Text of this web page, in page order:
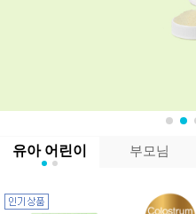
유아 어린이 부모님